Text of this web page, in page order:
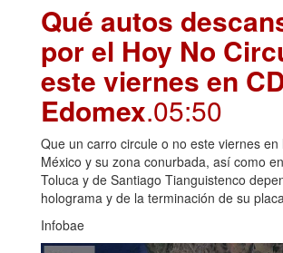
Qué autos
por el Hoy No
este viernes en
Edomex.05:50
Que un carro circule o no este viernes en
México y su zona conurbada, así como
Toluca y de Santiago Tianguistenco
holograma y de la terminación de su
Infobae